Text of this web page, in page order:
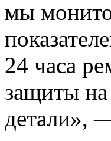
мы
24 часа
защиты на
детали»,